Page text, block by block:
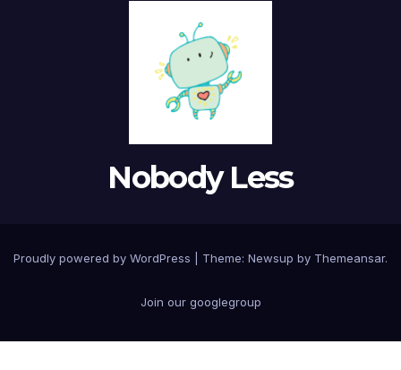
Nobody Less
Proudly powered by WordPress Theme: Newsup by Themeansar.
Join our googlegroup